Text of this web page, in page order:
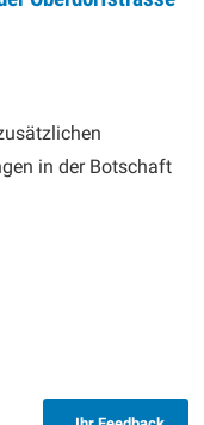
in der Botschaft